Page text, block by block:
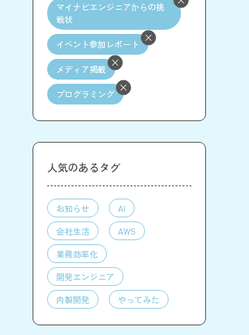
マイナビエンジニアからの挑
戦状
イベント参加レポート
メディア掲載
プログラミング
人気のあるタグ
お知らせ
AI
会社生活
AWS
業務効率化
開発エンジニア
内製開発
やってみた